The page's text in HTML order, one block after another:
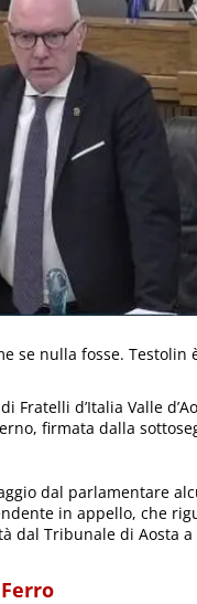
se nulla fosse.
Fratelli d’Italia Valle
firmata dalla
dal parlamentare
in appello, che
dal Tribunale di Aosta